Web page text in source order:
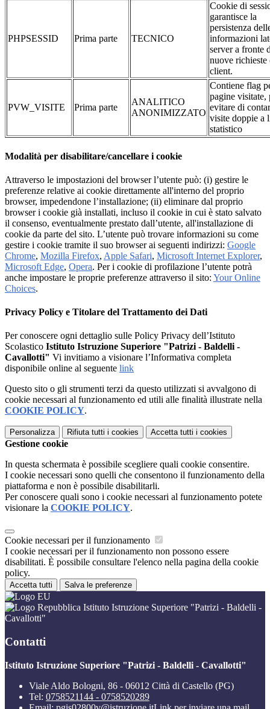
PHPSESSID Prima parte TECNICO
Cookie di
garantisce la
persistenza
informazioni
server a fronte
nuove richieste
client.
PVW_VISITE Prima parte
ANALITICO
ANONIMIZZATO
Contiene flag
pagine visitate,
evitare di
visite doppie a
statistico
Modalità per disabilitare/cancellare i cookie
Attraverso le impostazioni del browser l’utente può: (i) gestire le
preferenze relative ai cookie direttamente all'interno del proprio
browser, impedendone l’installazione; (ii) eliminare dal proprio
browser i cookie già installati, incluso il cookie in cui è stato salvato
il consenso, eventualmente prestato dall’utente, all'installazione di
cookie da parte del sito. L’utente può trovare informazioni su come
gestire i cookie tramite il suo browser ai seguenti indirizzi: Google
Chrome, Mozilla Firefox, Apple Safari, Microsoft Internet Explorer,
Microsoft Edge, Opera. Per i cookie di profilazione l’utente potrà
anche impostare le proprie preferenze attraverso il sito: Your Online
Choices.
Privacy Policy e Titolare del Trattamento dei Dati
Per conoscere ogni dettaglio sulle Policy Privacy dell’Istituto
Scolastico Istituto Istruzione Superiore "Patrizi - Baldelli -
Cavallotti" Vi invitiamo a visionare l’Informativa completa
disponibile online al seguente link
Questo sito o gli strumenti terzi da questo utilizzati si avvalgono di
cookie necessari al funzionamento ed utili alle finalità illustrate nella
COOKIE POLICY.
Personalizza Rifiuta tutti i cookies Accetta tutti i cookies
Gestione cookie
In questa schermata è possibile scegliere quali cookie consentire.
I cookie necessari sono quelli che consentono il funzionamento della
piattaforma e non è possibile disabilitarli.
Per conoscere quali sono i cookie necessari al funzionamento potete
visionare la COOKIE POLICY.
Cookie necessari per il funzionamento
I cookie necessari per il funzionamento non possono essere
disabilitati. È possibile consultare l'elenco nella pagina della cookie
policy.
Accetta tutti Salva le preferenze
Istituto Istruzione Superiore "Patrizi - Baldelli -
Cavallotti"
Contatti
Istituto Istruzione Superiore "Patrizi - Baldelli - Cavallotti"
Viale Aldo Bologni, 86 - 06012 Città di Castello (PG)
Tel: 0758521144 - 0758520289